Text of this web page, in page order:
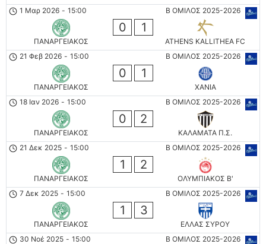
Β ΟΜΙΛΟΣ 2025-2026
1 Μαρ 2026 - 15:00
ΠΑΝΑΡΓΕΙΑΚΟΣ
0 1
ATHENS KALLITHEA FC
Β ΟΜΙΛΟΣ 2025-2026
21 Φεβ 2026 - 15:00
ΠΑΝΑΡΓΕΙΑΚΟΣ
0 1
ΧΑΝΙΑ
Β ΟΜΙΛΟΣ 2025-2026
18 Ιαν 2026 - 15:00
ΠΑΝΑΡΓΕΙΑΚΟΣ
0 2
ΚΑΛΑΜΑΤΑ Π.Σ.
Β ΟΜΙΛΟΣ 2025-2026
21 Δεκ 2025 - 15:00
ΠΑΝΑΡΓΕΙΑΚΟΣ
1 2
ΟΛΥΜΠΙΑΚΟΣ Β'
Β ΟΜΙΛΟΣ 2025-2026
7 Δεκ 2025 - 15:00
ΠΑΝΑΡΓΕΙΑΚΟΣ
1 3
ΕΛΛΑΣ ΣΥΡΟΥ
Β ΟΜΙΛΟΣ 2025-2026
30 Νοέ 2025 - 15:00